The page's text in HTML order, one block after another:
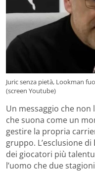
Juric senza pietà, Lookman
(screen Youtube)
Un messaggio che
che suona come un
gestire la propria
gruppo. L’esclusione di
dei giocatori più
l’uomo che due